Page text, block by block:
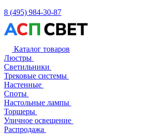
8 (495) 984-30-87
Каталог товаров
Люстры
Светильники
Трековые системы
Настенные
Споты
Настольные лампы
Торшеры
Уличное освещение
Распродажа